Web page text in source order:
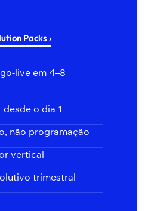
Packs ›
live em 4–8
o dia 1
não programação
vertical
trimestral